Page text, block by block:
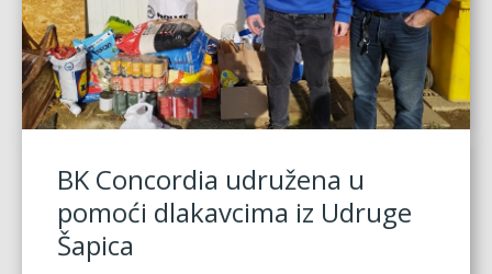
BK Concordia udružena u
pomoći dlakavcima iz Udruge
Šapica